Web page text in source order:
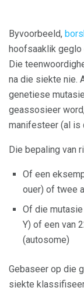
Byvoorbeeld,
hoofsaaklik
Die
na die siekte nie.
genetiese
geassosieer
manifesteer (al is
Die bepaling van
Of een
ouer) of twee
Of die
Y) of een van
(autosome)
Gebaseer op die
siekte